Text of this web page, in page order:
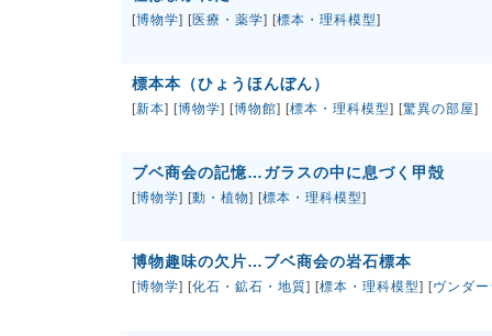
[博物学] [医療・薬学] [標本・理科模型]
標本本（ひょうほんぼん）
[新本] [博物学] [博物館] [標本・理科模型] [驚異の部屋]
ブベ商会の記憶…ガラスの中に息づく甲殻
[博物学] [動・植物] [標本・理科模型]
博物趣味の欠片…ブベ商会の岩石標本
[博物学] [化石・鉱石・地質] [標本・理科模型] [ヴンダ